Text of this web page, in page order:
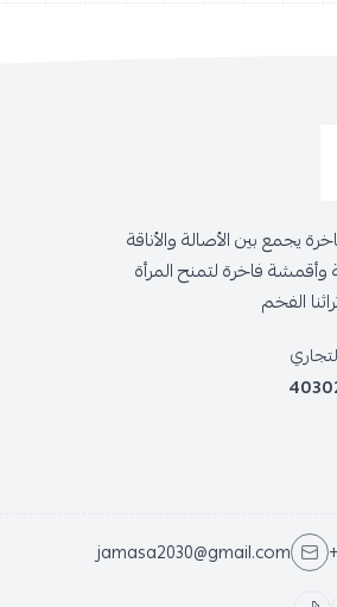
يجمع بين الأصالة والأناقة
فاخرة لتمنح المرأة
الفخم
jamasa2030@gmail.com